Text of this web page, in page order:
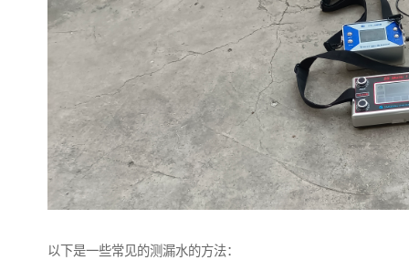
以下是一些常见的测漏水的方法：